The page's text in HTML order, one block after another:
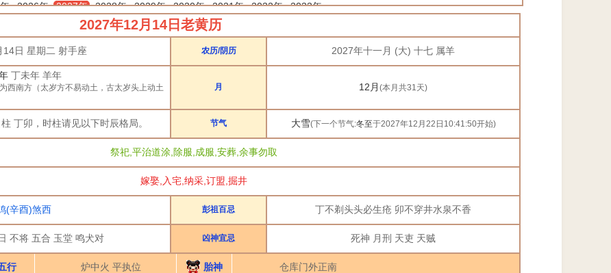
2026年 2027年 2028年 2029年 2030年 2031年 2032年
2033年
6 月 7 月 8 月 9 月 10 月
2027年12月14日老黄历
14日 星期二 射手座 农历/阴历 2027年十一月 (大) 十七 属羊
丁未年 羊年
西南方（太岁方不易动土，古太岁头上动土
月 12月 (本月共31天)
丁卯，时柱请见以下时辰格局。 节气 大雪(下一个节气:冬至于2027年12月22日10:41:50开始)
祭祀,平治道涂,除服,成服,安葬,余事勿取
嫁娶,入宅,纳采,订盟,掘井
(辛酉)煞西 彭祖百忌 丁不剃头头必生疮 卯不穿井水泉不香
不将 五合 玉堂 鸣犬对 凶神宜忌 死神 月刑 天吏 天贼
行 炉中火 平执位 胎神 仓库门外正南